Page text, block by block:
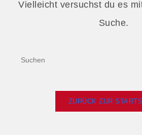
Vielleicht versuchst du es
Suche.
ZURÜCK ZUR